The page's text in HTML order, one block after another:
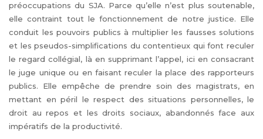
préoccupations du SJA. Parce qu’elle n’est plus soutenable,
elle contraint tout le fonctionnement de notre justice. Elle
conduit les pouvoirs publics à multiplier les fausses solutions
et les pseudos-simplifications du contentieux qui font reculer
le regard collégial, là en supprimant l’appel, ici en consacrant
le juge unique ou en faisant reculer la place des rapporteurs
publics. Elle empêche de prendre soin des magistrats, en
mettant en péril le respect des situations personnelles, le
droit au repos et les droits sociaux, abandonnés face aux
impératifs de la productivité.